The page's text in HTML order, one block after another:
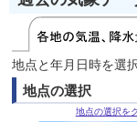
地点と年月日時を選
地点の選択
地点の選択を